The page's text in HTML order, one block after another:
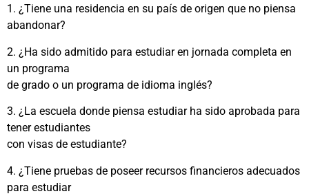
1. ¿Tiene una residencia en su país de origen que no piensa
abandonar?
2. ¿Ha sido admitido para estudiar en jornada completa en
un programa
de grado o un programa de idioma inglés?
3. ¿La escuela donde piensa estudiar ha sido aprobada para
tener estudiantes
con visas de estudiante?
4. ¿Tiene pruebas de poseer recursos financieros adecuados
para estudiar